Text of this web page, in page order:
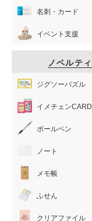
名刺・カード
イベント支援
ノベルティ
ジグソーパズル
イメチェンCARD
ボールペン
ノート
メモ帳
ふせん
クリアファイル